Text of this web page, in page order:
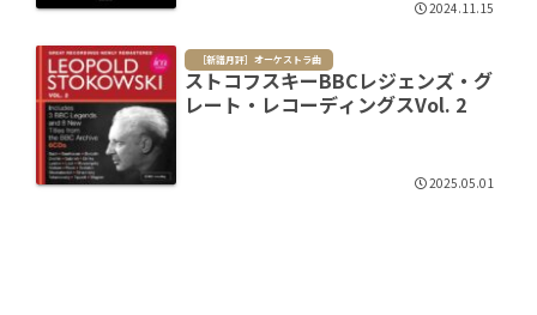
2024.11.15
［新譜月評］オーケストラ曲
ストコフスキーBBCレジェンズ・グ
レート・レコーディングスVol. 2
2025.05.01